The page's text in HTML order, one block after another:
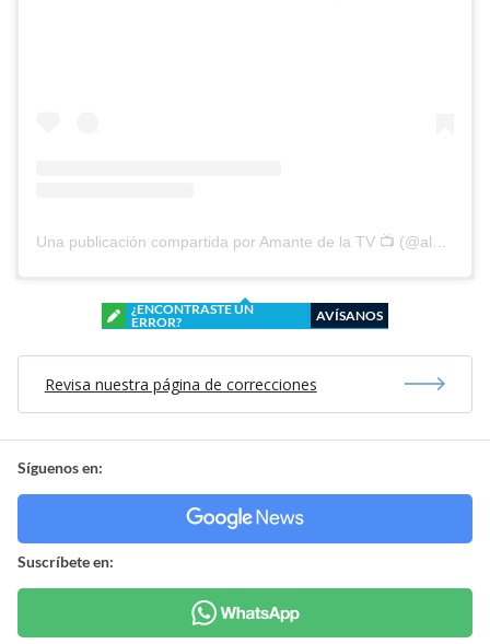
¿ENCONTRASTE UN
ERROR?
AVÍSANOS
Revisa nuestra página de correcciones
Síguenos en:
Suscríbete en: